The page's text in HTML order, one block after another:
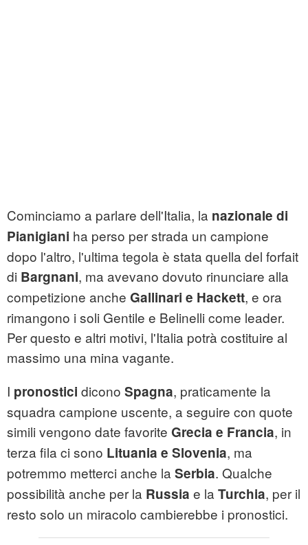
Cominciamo a parlare dell'Italia, la nazionale di
Pianigiani ha perso per strada un campione
dopo l'altro, l'ultima tegola è stata quella del forfait
di Bargnani, ma avevano dovuto rinunciare alla
competizione anche Gallinari e Hackett, e ora
rimangono i soli Gentile e Belinelli come leader.
Per questo e altri motivi, l'Italia potrà costituire al
massimo una mina vagante.
I pronostici dicono Spagna, praticamente la
squadra campione uscente, a seguire con quote
simili vengono date favorite Grecia e Francia, in
terza fila ci sono Lituania e Slovenia, ma
potremmo metterci anche la Serbia. Qualche
possibilità anche per la Russia e la Turchia, per il
resto solo un miracolo cambierebbe i pronostici.